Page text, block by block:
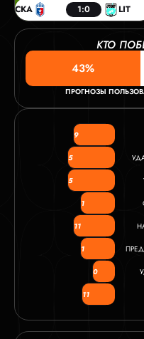
СКА 1:0 LIT
КТО
43%
ПРОГНОЗЫ
9
5
5
1
11
1
0
11